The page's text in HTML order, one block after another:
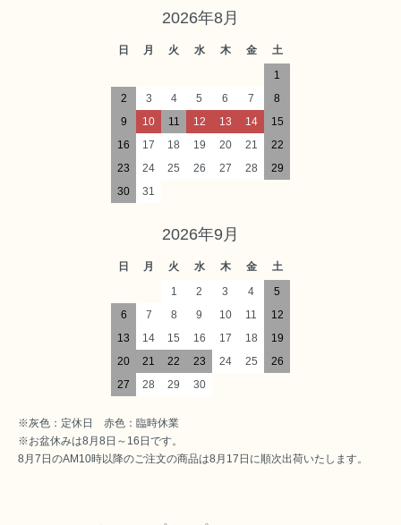
2026年8月
日 月 火 水 木 金
土
1
2
3 4 5 6 7
8
9
10 11 12 13 14
15
16
17 18 19 20 21
22
23
24 25 26 27 28
29
30
31
2026年9月
日 月 火 水 木 金
土
1
2 3 4
5
6
7 8 9 10 11
12
13
14 15 16 17 18
19
20
21 22 23 24 25
26
27
28 29 30
※灰色：定休日 赤色：臨時休業
※お盆休みは8月8日～16日です。
8月7日のAM10時以降のご注文の商品は8月17日に順次出荷いたします。